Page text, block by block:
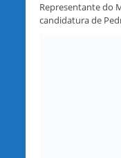
Representante do
candidatura de